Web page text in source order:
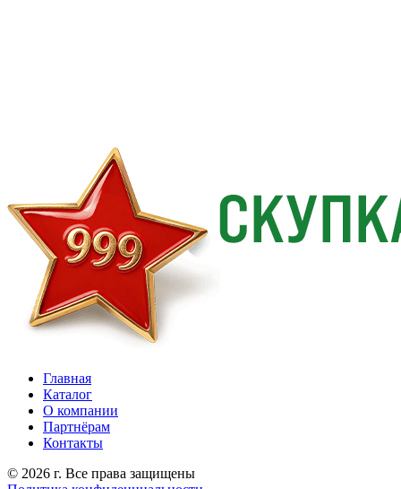
Главная
Каталог
О компании
Партнёрам
Контакты
© 2026 г. Все права защищены